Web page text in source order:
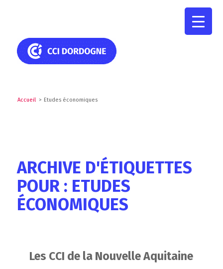
Accueil > Etudes économiques
ARCHIVE D'ÉTIQUETTES
POUR : ETUDES
ÉCONOMIQUES
Les CCI de la Nouvelle Aquitaine